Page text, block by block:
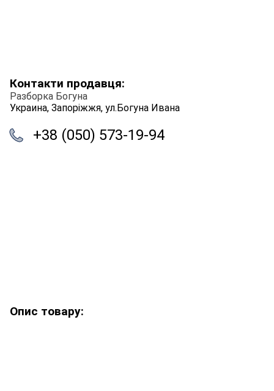
Контакти продавця:
Разборка Богуна
Украина, Запоріжжя, ул.Богуна Ивана
+38 (050) 573-19-94
Опис товару: